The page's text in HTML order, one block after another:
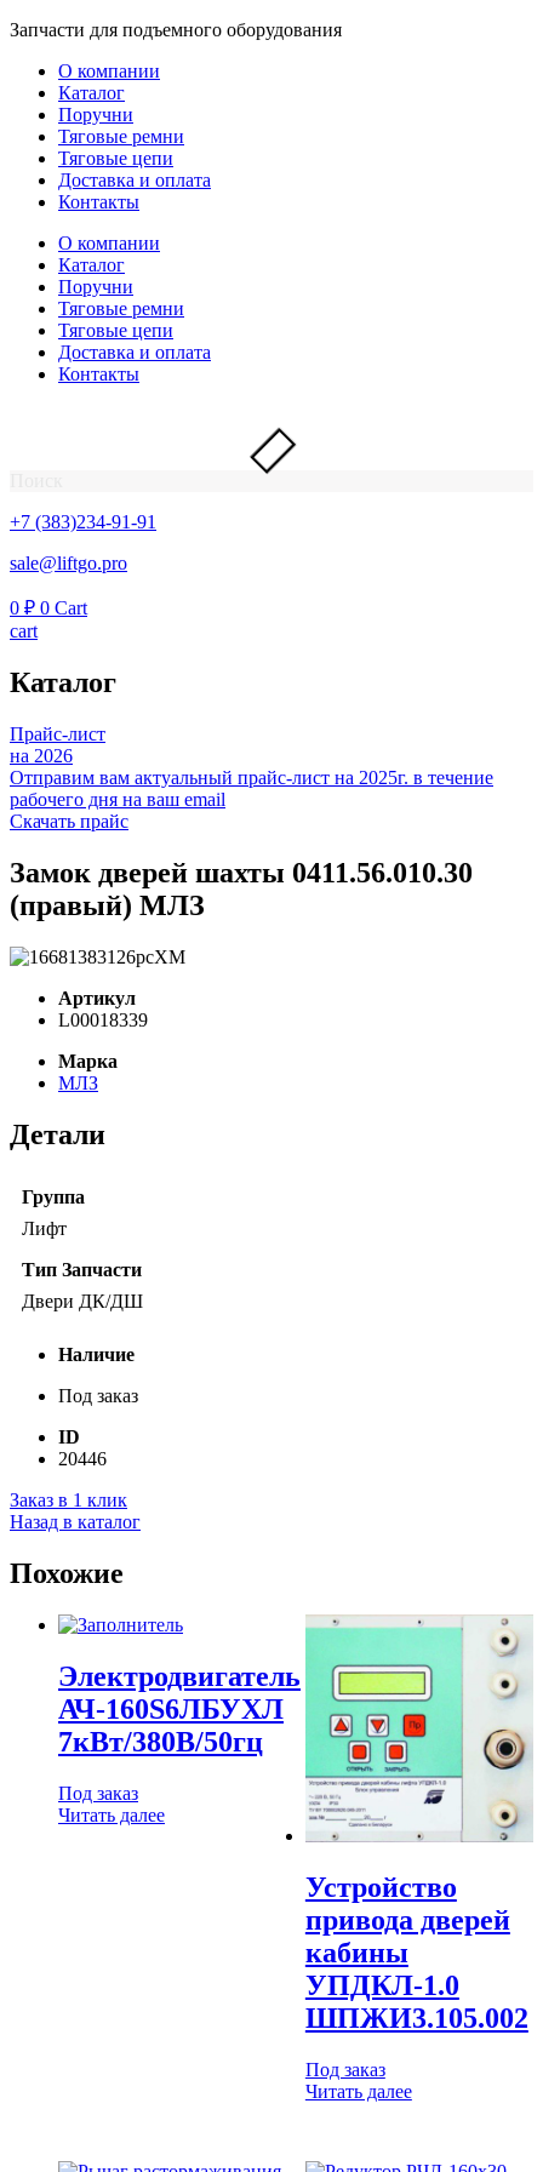
Перейти
содержимому
Запчасти для подъемного оборудования
О компании
Каталог
Поручни
Тяговые ремни
Тяговые цепи
Доставка и оплата
Контакты
О компании
Каталог
Поручни
Тяговые ремни
Тяговые цепи
Доставка и оплата
Контакты
+7 (383)234-91-91
sale@liftgo.pro
0 ₽ 0 Cart
cart
Каталог
Прайс-лист
на 2026
Отправим вам актуальный прайс-лист на 2025г. в течение
рабочего дня на ваш email
Скачать прайс
Замок дверей шахты 0411.56.010.30
(правый) МЛЗ
Артикул
L00018339
Марка
МЛЗ
Детали
Группа
Лифт
Тип Запчасти
Двери ДК/ДШ
Наличие
Под заказ
ID
20446
Заказ в 1 клик
Назад в каталог
Похожие
Электродвигатель
АЧ-160S6ЛБУХЛ
7кВт/380В/50гц
Под заказ
Читать далее
Устройство
привода дверей
кабины
УПДКЛ-1.0
ШПЖИ3.105.002
Под заказ
Читать далее